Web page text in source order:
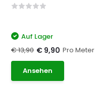
Auf Lager
€ 13,90 € 9,90 Pro Meter
Ansehen